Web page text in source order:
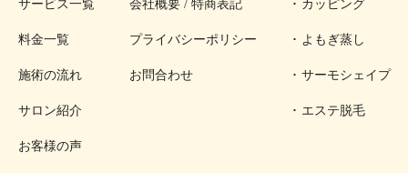
サービス一覧
料金一覧
施術の流れ
サロン紹介
お客様の声
会社概要 / 特商表記
プライバシーポリシー
お問合わせ
カッピング
よもぎ蒸し
サーモシェイプ
エステ脱毛